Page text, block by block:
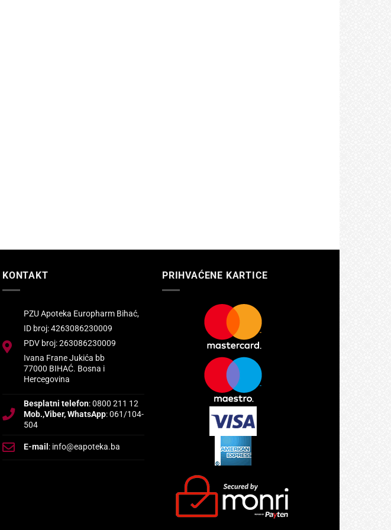
KONTAKT
PZU Apoteka Europharm Bihać,
ID broj: 4263086230009
PDV broj: 263086230009
Ivana Frane Jukića bb
77000 BIHAĆ. Bosna i
Hercegovina
Besplatni telefon: 0800 211 12
Mob.,Viber, WhatsApp: 061/104-
504
E-mail : info@eapoteka.ba
PRIHVAĆENE KARTICE